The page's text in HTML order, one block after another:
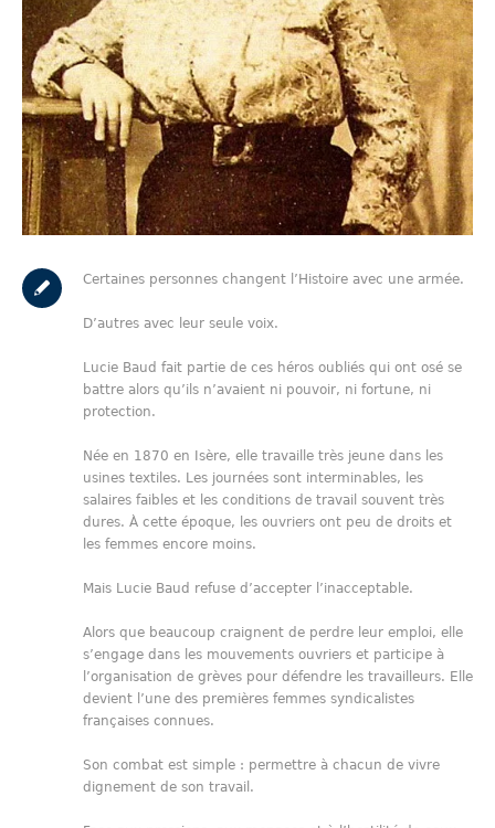
Certaines personnes changent l’Histoire avec une armée.
D’autres avec leur seule voix.
Lucie Baud fait partie de ces héros oubliés qui ont osé se
battre alors qu’ils n’avaient ni pouvoir, ni fortune, ni
protection.
Née en 1870 en Isère, elle travaille très jeune dans les
usines textiles. Les journées sont interminables, les
salaires faibles et les conditions de travail souvent très
dures. À cette époque, les ouvriers ont peu de droits et
les femmes encore moins.
Mais Lucie Baud refuse d’accepter l’inacceptable.
Alors que beaucoup craignent de perdre leur emploi, elle
s’engage dans les mouvements ouvriers et participe à
l’organisation de grèves pour défendre les travailleurs. Elle
devient l’une des premières femmes syndicalistes
françaises connues.
Son combat est simple : permettre à chacun de vivre
dignement de son travail.